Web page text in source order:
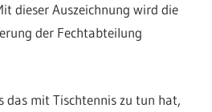
dieser Auszeichnung wird die
der Fechtabteilung
das mit Tischtennis zu tun hat,